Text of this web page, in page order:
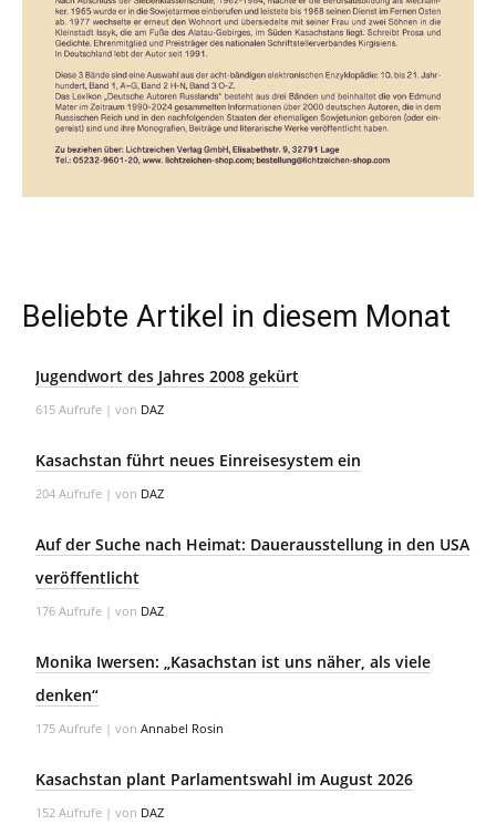
Beliebte Artikel in diesem Monat
Jugendwort des Jahres 2008 gekürt
615 Aufrufe | von DAZ
Kasachstan führt neues Einreisesystem ein
204 Aufrufe | von DAZ
Auf der Suche nach Heimat: Dauerausstellung in den USA
veröffentlicht
176 Aufrufe | von DAZ
Monika Iwersen: „Kasachstan ist uns näher, als viele
denken“
175 Aufrufe | von Annabel Rosin
Kasachstan plant Parlamentswahl im August 2026
152 Aufrufe | von DAZ